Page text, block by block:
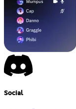
Social